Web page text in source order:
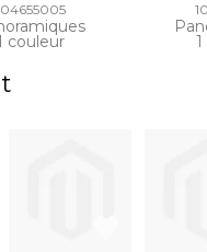
couleur